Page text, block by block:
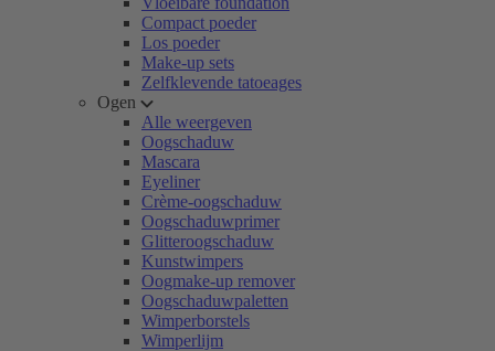
Compact poeder
Los poeder
Make-up sets
Zelfklevende tatoeages
Ogen
Alle weergeven
Oogschaduw
Mascara
Eyeliner
Crème-oogschaduw
Oogschaduwprimer
Glitteroogschaduw
Kunstwimpers
Oogmake-up remover
Oogschaduwpaletten
Wimperborstels
Wimperlijm